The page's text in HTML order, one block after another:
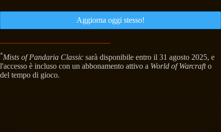
Aggiorna oggi stesso!
*Mists of Pandaria Classic sarà disponibile entro il 31 agosto 2025, e
l'accesso è incluso con un abbonamento attivo a World of Warcrafto
del tempo di gioco.